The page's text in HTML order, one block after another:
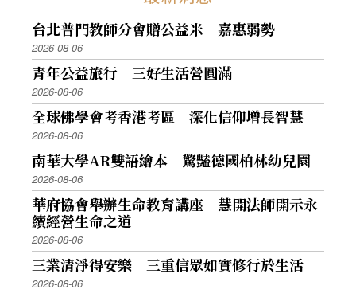
台北普門教師分會贈公益米 嘉惠弱勢
2026-08-06
青年公益旅行 三好生活營圓滿
2026-08-06
全球佛學會考香港考區 深化信仰增長智慧
2026-08-06
南華大學AR雙語繪本 驚豔德國柏林幼兒園
2026-08-06
華府協會舉辦生命教育講座 慧開法師開示永
續經營生命之道
2026-08-06
三業清淨得安樂 三重信眾如實修行於生活
2026-08-06